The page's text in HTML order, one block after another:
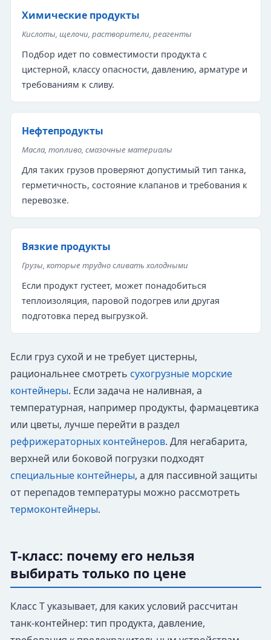
Химические продукты
Кислоты, щелочи, растворители, реагенты
Подбор идет по совместимости продукта с
цистерной, классу опасности, давлению, арматуре и
требованиям к сливу.
Нефтепродукты
Масла, топливо, смазочные материалы
Для таких грузов проверяют допустимый тип танка,
герметичность, состояние клапанов и требования к
перевозке.
Вязкие продукты
Грузы, которые трудно сливать холодными
Если продукт густеет, может понадобиться
теплоизоляция, паровой подогрев или другая
подготовка перед выгрузкой.
Если груз сухой и не требует цистерны,
рациональнее смотреть сухогрузные морские
контейнеры. Если задача не наливная, а
температурная, например продукты, фармацевтика
или цветы, лучше перейти в раздел
рефрижераторных контейнеров. Для негабарита,
верхней или боковой погрузки подходят
специальные контейнеры, а для пассивной защиты
от перепадов температуры можно рассмотреть
термоконтейнеры.
T-класс: почему его нельзя
выбирать только по цене
Класс T указывает, для каких условий рассчитан
танк-контейнер: тип продукта, давление,